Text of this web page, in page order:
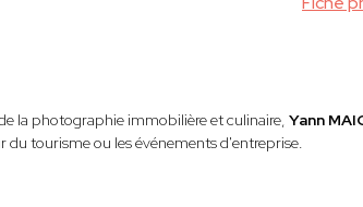
la photographie immobilière et culinaire,Yann
du tourisme ou les événements d'entreprise.